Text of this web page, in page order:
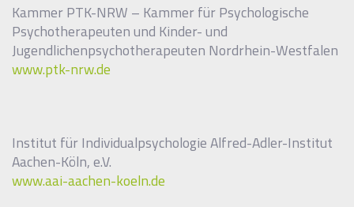
Kammer PTK-NRW – Kammer für Psychologische
Psychotherapeuten und Kinder- und
Jugendlichenpsychotherapeuten Nordrhein-Westfalen
www.ptk-nrw.de
Institut für Individualpsychologie Alfred-Adler-Institut
Aachen-Köln, e.V.
www.aai-aachen-koeln.de